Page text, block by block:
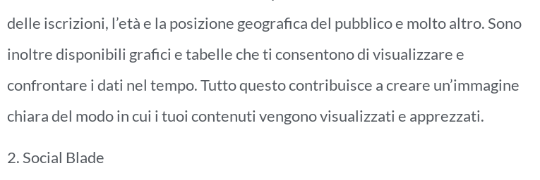
delle iscrizioni, l’età e la posizione geografica del pubblico e molto altro. Sono
inoltre disponibili grafici e tabelle che ti consentono di visualizzare e
confrontare i dati nel tempo. Tutto questo contribuisce a creare un’immagine
chiara del modo in cui i tuoi contenuti vengono visualizzati e apprezzati.
2. Social Blade